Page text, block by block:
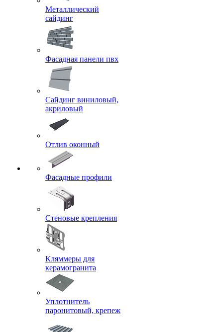
Металлический
сайдинг
Фасадная панели пвх
Сайдинг виниловый,
акриловый
Отлив оконный
Фасадные профили
Стеновые крепления
Кляммеры для
керамогранита
Уплотнитель
паронитовый, крепеж